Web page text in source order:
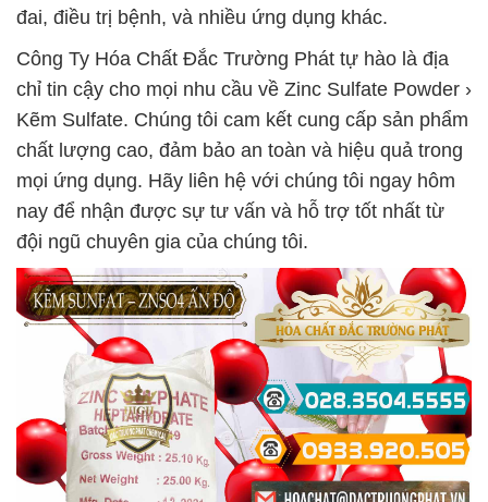
đai, điều trị bệnh, và nhiều ứng dụng khác.
Công Ty Hóa Chất Đắc Trường Phát tự hào là địa
chỉ tin cậy cho mọi nhu cầu về Zinc Sulfate Powder ›
Kẽm Sulfate. Chúng tôi cam kết cung cấp sản phẩm
chất lượng cao, đảm bảo an toàn và hiệu quả trong
mọi ứng dụng. Hãy liên hệ với chúng tôi ngay hôm
nay để nhận được sự tư vấn và hỗ trợ tốt nhất từ
đội ngũ chuyên gia của chúng tôi.